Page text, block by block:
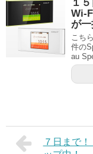
１
Wi-
が一
こち
件の
au
７日まで